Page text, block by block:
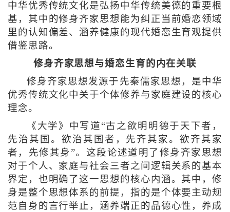
中华优秀传统文化是弘扬中华传统美德的重要根
基，其中的修身齐家思想能为纠正当前婚恋领域
里的认知偏差、涵养健康的现代婚恋生育观提供
借鉴思路。
修身齐家思想与婚恋生育的内在关联
修身齐家思想发源于先秦儒家思想，是中华
优秀传统文化中关于个体修养与家庭建设的核心
理念。
《大学》中写道“古之欲明明德于天下者，
先治其国。欲治其国者，先齐其家。欲齐其家
者，先修其身”。这段论述道明了修身齐家思想
对于个人、家庭与社会三者之间逻辑关系的基本
界定，也明确了这一思想的核心内涵。其中，修
身是整个思想体系的前提，指的是个体要主动规
范自身的言行举止，涵养端正的品德心性，养成